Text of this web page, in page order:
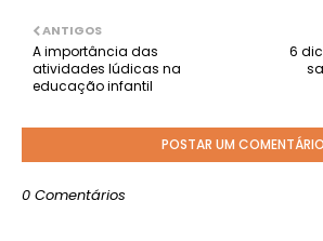
6
ANTIGOS
A importância das
atividades lúdicas na
educação infantil
POSTAR UM COMENTÁRIO
0 Comentários